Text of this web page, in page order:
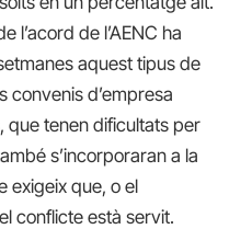
l’acord de l’AENC ha
aquest tipus de
convenis d’empresa
que tenen dificultats per
s’incorporaran a la
exigeix que, o el
conflicte està servit.